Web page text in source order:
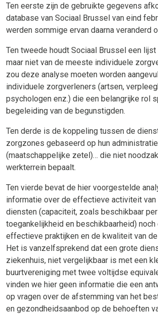
Ten eerste zijn de gebruikte gegevens
database van Sociaal Brussel van eind
werden sommige ervan daarna veranderd
Ten tweede houdt Sociaal Brussel een
maar niet van de meeste individuele
zou deze analyse moeten worden
individuele zorgverleners (artsen,
psychologen enz.) die een belangrijke rol
begeleiding van de begunstigden.
Ten derde is de koppeling tussen de
zorgzones gebaseerd op hun
(maatschappelijke zetel)… die niet
werkterrein bepaalt.
Ten vierde bevat de hier voorgestelde
informatie over de effectieve activiteit van
diensten (capaciteit, zoals beschikbaar
toegankelijkheid en beschikbaarheid) noch
effectieve praktijken en de kwaliteit van
Het is vanzelfsprekend dat een grote
ziekenhuis, niet vergelijkbaar is met een
buurtvereniging met twee voltijdse
vinden we hier geen informatie die een
op vragen over de afstemming van het
en gezondheidsaanbod op de behoeften